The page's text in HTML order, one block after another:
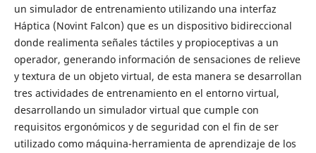
un simulador de entrenamiento utilizando una interfaz
Háptica (Novint Falcon) que es un dispositivo bidireccional
donde realimenta señales táctiles y propioceptivas a un
operador, generando información de sensaciones de relieve
y textura de un objeto virtual, de esta manera se desarrollan
tres actividades de entrenamiento en el entorno virtual,
desarrollando un simulador virtual que cumple con
requisitos ergonómicos y de seguridad con el fin de ser
utilizado como máquina-herramienta de aprendizaje de los